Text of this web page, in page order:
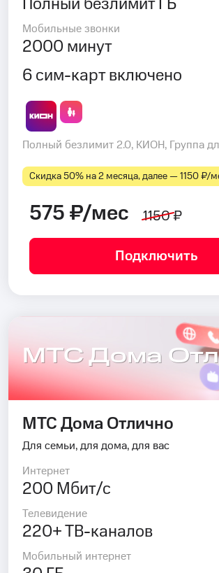
Полный безлимит ГБ
Мобильные звонки
2000 минут
6 сим-карт включено
Полный безлимит 2.0, КИОН, Группа
Скидка 50% на 2 месяца, далее — 1150 ₽⁠/⁠
575 ₽/мес 1150 ₽
Подключить
МТС Дома
МТС Дома Отлично
Для семьи, для дома, для вас
Интернет
200 Мбит/с
Телевидение
220+ ТВ-каналов
Мобильный интернет